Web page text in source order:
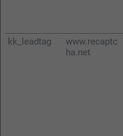
kk_leadtag
www.recaptc
ha.net